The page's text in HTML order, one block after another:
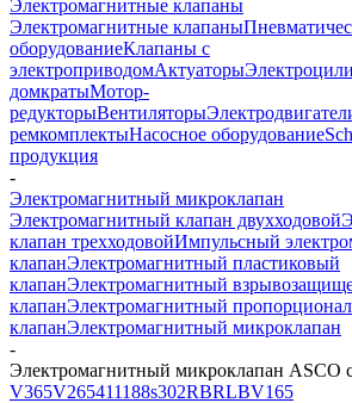
Электромагнитные клапаны
Электромагнитные клапаны
оборудованиеКлапаны с
электроприводомАктуаторы
домкратыМотор-
редукторыВентиляторы
ремкомплектыНасосное оборудование
продукция
-
Электромагнитный микроклапан
Электромагнитный клапан двухходовой
клапан трехходовойИмпульсный
клапанЭлектромагнитный пластиковый
клапанЭлектромагнитный
клапанЭлектромагнитный
клапанЭлектромагнитный микроклапан
-
Электромагнитный микроклапан ASCO
V365V265411188s302RBRLBV165